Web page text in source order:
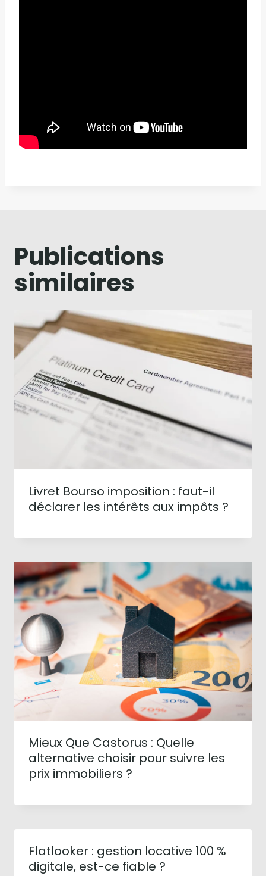
Publications
similaires
Livret Bourso imposition : faut-il
déclarer les intérêts aux impôts ?
Mieux Que Castorus : Quelle
alternative choisir pour suivre les
prix immobiliers ?
Flatlooker : gestion locative 100 %
digitale, est-ce fiable ?